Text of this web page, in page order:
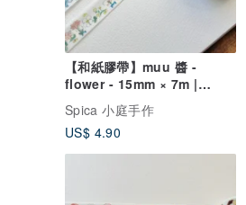
【和紙膠帶】muu 醬 -
flower - 15mm × 7m |
Spica 小庭手作 (SM29)
Spica 小庭手作
US$ 4.90